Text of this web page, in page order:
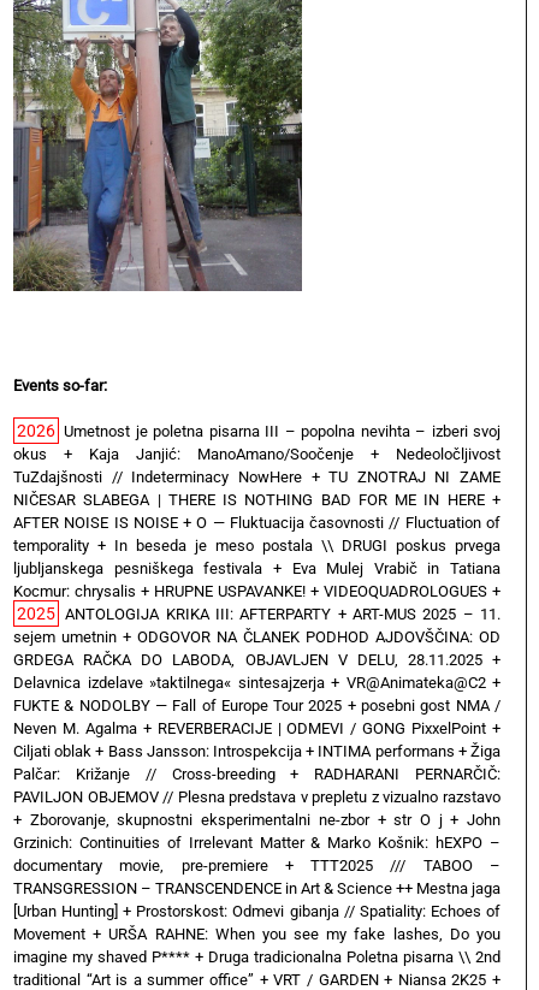
Events so-far:
2026 Umetnost je poletna pisarna III – popolna nevihta – izberi svoj
okus + Kaja Janjić: ManoAmano/Soočenje + Nedeoločljivost
TuZdajšnosti // Indeterminacy NowHere+TU ZNOTRAJ NI ZAME
NIČESAR SLABEGA | THERE IS NOTHING BAD FOR ME IN HERE+
AFTER NOISE IS NOISE+O — Fluktuacija časovnosti // Fluctuation of
temporality + In beseda je meso postala \\ DRUGI poskus prvega
ljubljanskega pesniškega festivala + Eva Mulej Vrabič in Tatiana
Kocmur: chrysalis + HRUPNE USPAVANKE! + VIDEOQUADROLOGUES +
2025 ANTOLOGIJA KRIKA III: AFTERPARTY +ART-MUS 2025 – 11.
sejem umetnin + ODGOVOR NA ČLANEK PODHOD AJDOVŠČINA: OD
GRDEGA RAČKA DO LABODA, OBJAVLJEN V DELU, 28.11.2025+
Delavnica izdelave »taktilnega« sintesajzerja+ VR@Animateka@C2+
FUKTE & NODOLBY — Fall of Europe Tour 2025 + posebni gost NMA /
Neven M. Agalma+ REVERBERACIJE | ODMEVI / GONG PixxelPoint +
Ciljati oblak + Bass Jansson: Introspekcija + INTIMA performans +Žiga
Palčar: Križanje // Cross-breeding+ RADHARANI PERNARČIČ:
PAVILJON OBJEMOV // Plesna predstava v prepletu z vizualno razstavo
+ Zborovanje, skupnostni eksperimentalni ne-zbor+str O j+John
Grzinich: Continuities of Irrelevant Matter & Marko Košnik: hEXPO –
documentary movie, pre-premiere+TTT2025 /// TABOO –
TRANSGRESSION – TRANSCENDENCE in Art & Science ++ Mestna jaga
[Urban Hunting] + Prostorskost: Odmevi gibanja // Spatiality: Echoes of
Movement +URŠA RAHNE: When you see my fake lashes, Do you
imagine my shaved P**** + Druga tradicionalna Poletna pisarna \\ 2nd
traditional “Art is a summer office” +VRT / GARDEN+ Niansa 2K25 +